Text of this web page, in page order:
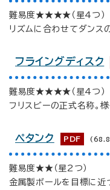
難易度★★★★（星4つ）
リズムに合わせてダンス
フライングディスク
難易度★★★★（星4つ）
フリスビーの正式名称。
ペタンク PDF
難易度★★（星2つ）
金属製ボールを目標に近